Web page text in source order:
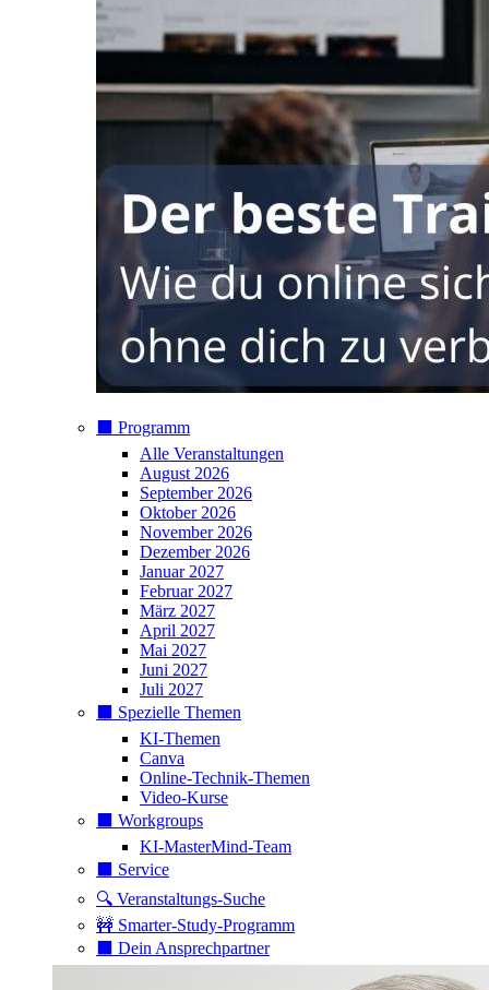
⬛️ Programm
Alle Veranstaltungen
August 2026
September 2026
Oktober 2026
November 2026
Dezember 2026
Januar 2027
Februar 2027
März 2027
April 2027
Mai 2027
Juni 2027
Juli 2027
⬛️ Spezielle Themen
KI-Themen
Canva
Online-Technik-Themen
Video-Kurse
⬛️ Workgroups
KI-MasterMind-Team
⬛️ Service
🔍 Veranstaltungs-Suche
🚧 Smarter-Study-Programm
⬛️ Dein Ansprechpartner